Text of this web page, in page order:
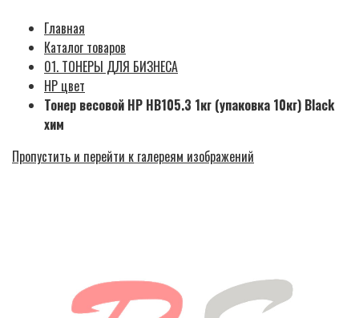
Главная
Каталог товаров
01. ТОНЕРЫ ДЛЯ БИЗНЕСА
HP цвет
Тонер весовой HP HB105.3 1кг (упаковка 10кг) Black
хим
Пропустить и перейти к галереям изображений